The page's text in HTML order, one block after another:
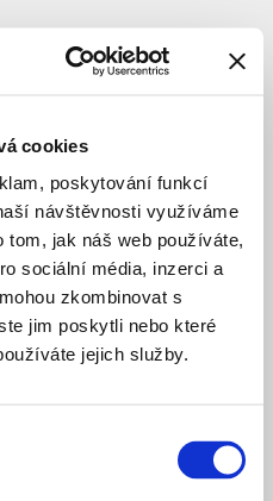
cookies
poskytování funkcí
návštěvnosti využíváme
tom, jak náš web používáte,
sociální média, inzerci a
zkombinovat s
jim poskytli nebo které
jejich služby.